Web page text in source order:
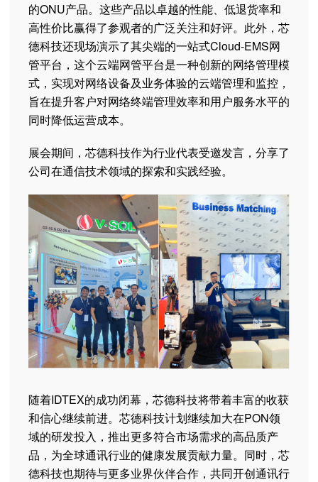
的ONU产品。这些产品以卓越的性能、低退货率和
高性价比赢得了参观者的广泛关注和好评。此外，芯
德科技还现场演示了其尖端的一站式Cloud-EMS网
管平台，这个云端网管平台是一种创新的网络管理模
式，实现对网络设备及业务体验的云端管理和监控，
旨在提升客户对网络终端管理效率和用户服务水平的
同时降低运营成本。
展会期间，芯德科技作为行业代表受邀发言，分享了
公司在通信技术领域的探索和实践经验。
随着IDTEX的成功闭幕，芯德科技将带着丰富的收获
和信心继续前进。芯德科技计划继续加大在PON领
域的研发投入，推出更多符合市场需求的高品质产
品，为全球通讯行业的健康发展贡献力量。同时，芯
德科技也期待与更多业界伙伴合作，共同开创通讯行